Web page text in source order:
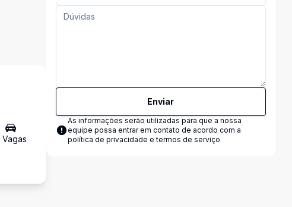
Vagas
Enviar
As informações serão utilizadas para que a nossa
equipe possa entrar em contato de acordo com a
política de privacidade e termos de serviço